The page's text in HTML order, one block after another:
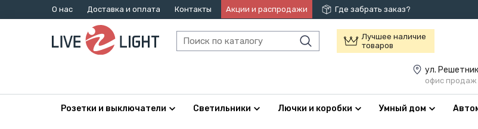
О нас Доставка и оплата Контакты Акции и распродажи Где забрать заказ?
Лучшее наличие
товаров
ул.
офис продаж
Розетки и выключатели Светильники Лючки и коробки Умный дом